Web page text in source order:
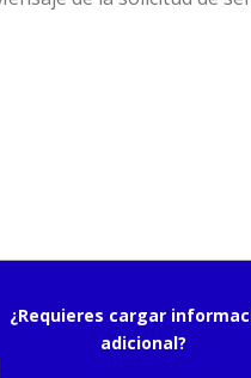
¿Requieres cargar
adicional?